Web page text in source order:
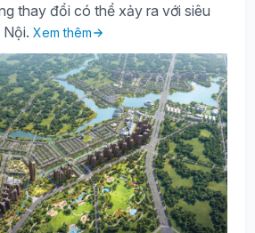
thay đổi có thể xảy ra với siêu
Xem thêm